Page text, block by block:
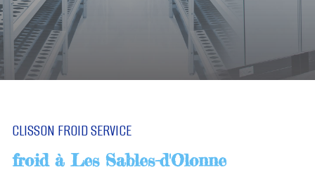
CLISSON FROID SERVICE
froid à Les Sables-d'Olonne